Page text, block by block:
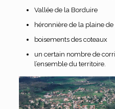
Vallée de la Borduire
héronnière de la plaine de
boisements des coteaux
un certain nombre de
l’ensemble du territoire.